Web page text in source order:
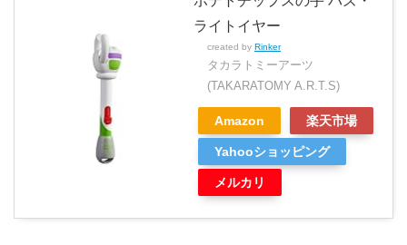
ライトイヤー
created by Rinker
タカラトミーアーツ
(TAKARATOMY A.R.T.S)
Amazon 楽天市場
Yahooショッピング
メルカリ